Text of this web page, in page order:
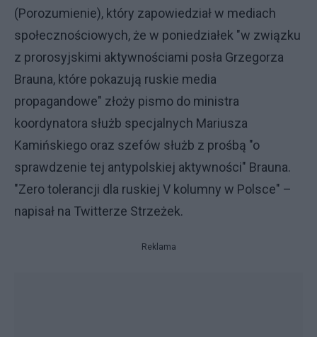
(Porozumienie), który zapowiedział w mediach
społecznościowych, że w poniedziałek "w związku
z prorosyjskimi aktywnościami posła Grzegorza
Brauna, które pokazują ruskie media
propagandowe" złoży pismo do ministra
koordynatora służb specjalnych Mariusza
Kamińskiego oraz szefów służb z prośbą "o
sprawdzenie tej antypolskiej aktywności" Brauna.
"Zero tolerancji dla ruskiej V kolumny w Polsce" –
napisał na Twitterze Strzeżek.
Reklama